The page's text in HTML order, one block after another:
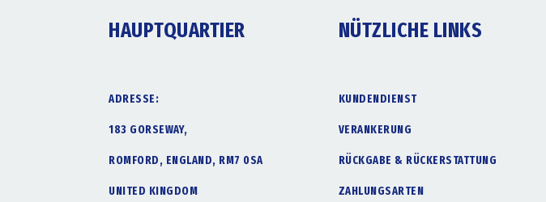
HAUPTQUARTIER
ADRESSE:
183 GORSEWAY,
ROMFORD, ENGLAND, RM7 0SA
UNITED KINGDOM
NÜTZLICHE LINKS
KUNDENDIENST
VERANKERUNG
RÜCKGABE & RÜCKERSTATTUNG
ZAHLUNGSARTEN